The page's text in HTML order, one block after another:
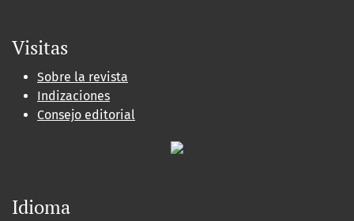
Visitas
Sobre la revista
Indizaciones
Consejo editorial
Idioma